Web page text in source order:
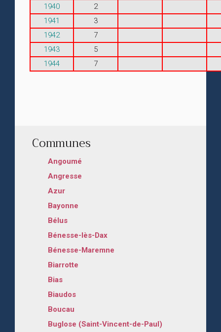
Communes
Angoumé
Angresse
Azur
Bayonne
Bélus
Bénesse-lès-Dax
Bénesse-Maremne
Biarrotte
Bias
Biaudos
Boucau
Buglose (Saint-Vincent-de-Paul)
1940
2
1941
3
1942
7
1943
5
1944
7